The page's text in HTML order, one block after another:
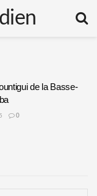
de la Basse-
0